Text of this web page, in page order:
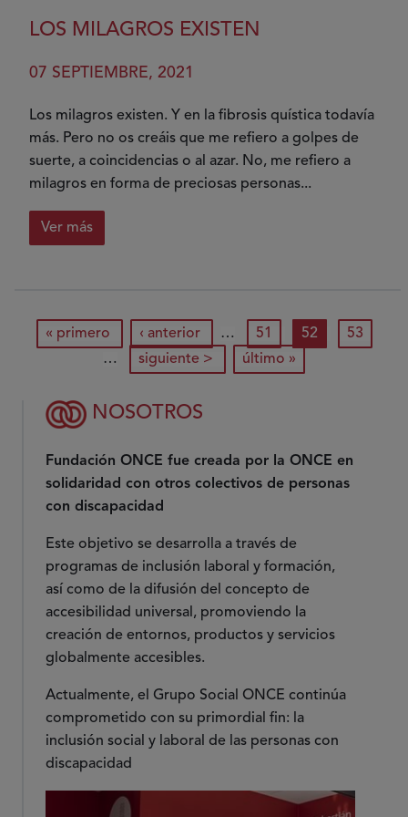
suerte
tener
alguien
LOS MILAGROS EXISTEN
07 SEPTIEMBRE, 2021
Los milagros existen. Y en la fibrosis quística todavía
más. Pero no os creáis que me refiero a golpes de
suerte, a coincidencias o al azar. No, me refiero a
milagros en forma de preciosas personas...
Ver más
sobre
existen
Paginación
primera página
« primero página anterior
‹ anterior … página
51 página actual
52 página
53
…
siguiente página
siguiente > última página
último »
NOSOTROS
Fundación ONCE fue creada por la ONCE en
solidaridad con otros colectivos de personas
con discapacidad
Este objetivo se desarrolla a través de
programas de inclusión laboral y formación,
así como de la difusión del concepto de
accesibilidad universal, promoviendo la
creación de entornos, productos y servicios
globalmente accesibles.
Actualmente, el Grupo Social ONCE continúa
comprometido con su primordial fin: la
inclusión social y laboral de las personas con
discapacidad